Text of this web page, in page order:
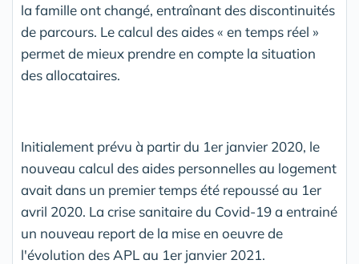
la famille ont changé, entraînant des discontinuités
de parcours. Le calcul des aides « en temps réel »
permet de mieux prendre en compte la situation
des allocataires.
Initialement prévu à partir du 1er janvier 2020, le
nouveau calcul des aides personnelles au logement
avait dans un premier temps été repoussé au 1er
avril 2020. La crise sanitaire du Covid-19 a entrainé
un nouveau report de la mise en oeuvre de
l'évolution des APL au 1er janvier 2021.